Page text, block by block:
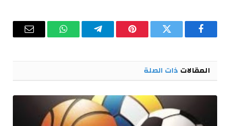
فيسبوك تويتر بينتيريستتيلقرام واتساب البريد
المقالات ذات الصلة